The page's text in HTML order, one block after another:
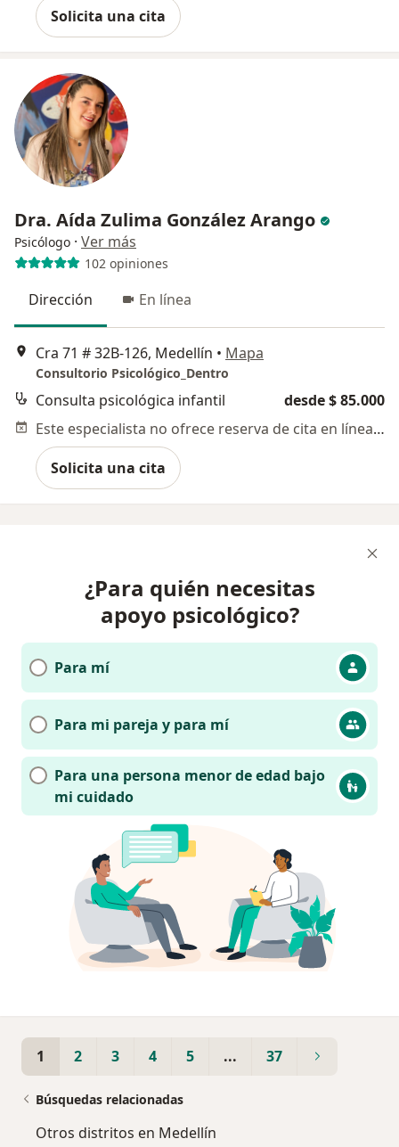
Solicita una cita
Dra. Aída Zulima González Arango
Psicólogo · Ver más
102 opiniones
Dirección En línea
Cra 71 # 32B-126, Medellín • Mapa
Consultorio Psicológico_Dentro
Consulta psicológica infantil
desde $ 85.000
Este especialista no ofrece reserva de cita en línea en esta dirección.
Solicita una cita
¿Para quién necesitas
apoyo psicológico?
Para mí
Para mi pareja y para mí
Para una persona menor de edad bajo
mi cuidado
1 2 3 4 5 ... 37
Búsquedas relacionadas
Otros distritos en Medellín